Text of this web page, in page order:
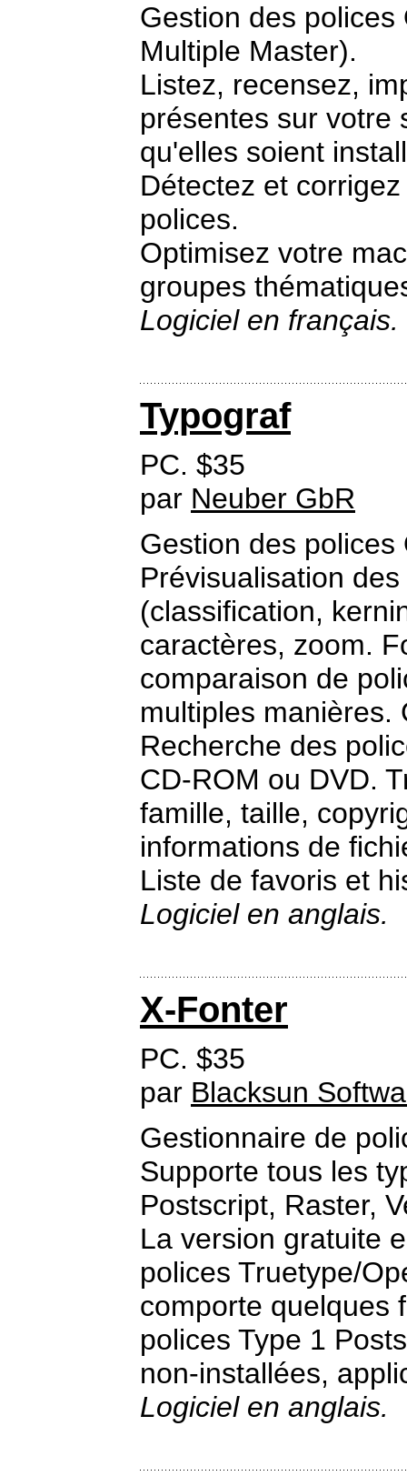
Gestion des polices
Multiple Master).
Listez, recensez,
présentes sur votre
qu'elles soient
Détectez et
polices.
Optimisez votre
groupes
Logiciel en français.
Typograf
PC. $35
par Neuber GbR
Gestion des polices
Prévisualisation
(classification,
caractères, zoom.
comparaison de
multiples manières.
Recherche des
CD-ROM ou DVD.
famille, taille,
informations de
Liste de favoris et
Logiciel en anglais.
X-Fonter
PC. $35
par Blacksun
Gestionnaire de
Supporte tous les
Postscript, Raster,
La version gratuite
polices Truetype/
comporte quelques
polices Type 1
non-installées,
Logiciel en anglais.